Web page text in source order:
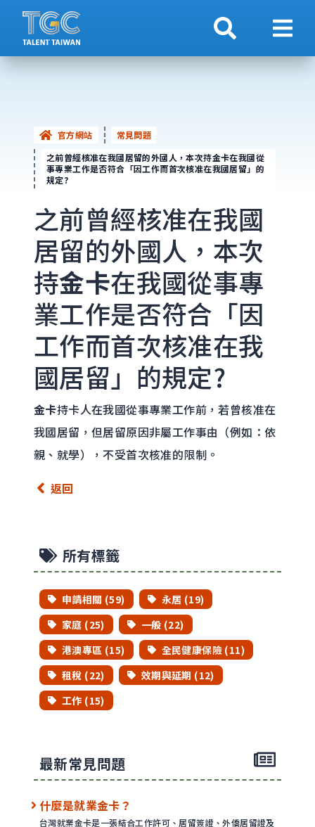
搜索 顯示
官方網站
常見問題
之前曾經核准在我國居留的外國人，本次持金卡在我國從
事專業工作是否符合「因工作而首次核准在我國居留」的
規定?
之前曾經核准在我國
居留的外國人，本次
持金卡在我國從事專
業工作是否符合「因
工作而首次核准在我
國居留」的規定?
金卡持卡人在我國從事專業工作前，若曾核准在
我國居留，但居留原因非屬工作事由（例如：依
親、就學），不受首次核准的限制。
返回
所有標籤
申請相關 (59)
永居 (19)
家庭 (25)
一般 (22)
港澳專區 (15)
全民健康保險 (11)
租稅 (22)
效期與延期 (12)
工作 (15)
最新常見問題
什麼是就業金卡？
台灣就業金卡是一張結合工作許可、居留簽證、外僑居留證及